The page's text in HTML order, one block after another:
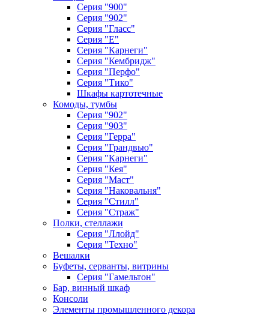
Серия "900"
Серия "902"
Серия "Гласс"
Серия "Е"
Серия "Карнеги"
Серия "Кембридж"
Серия "Перфо"
Серия "Тико"
Шкафы картотечные
Комоды, тумбы
Серия "902"
Серия "903"
Серия "Герра"
Серия "Грандвью"
Серия "Карнеги"
Серия "Кея"
Серия "Маст"
Серия "Наковальня"
Серия "Стилл"
Серия "Страж"
Полки, стеллажи
Серия "Ллойд"
Серия "Техно"
Вешалки
Буфеты, серванты, витрины
Серия "Гамельтон"
Бар, винный шкаф
Консоли
Элементы промышленного декора